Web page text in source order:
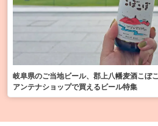
岐阜県のご当地ビール、郡上八幡麦酒こぼ
アンテナショップで買えるビール特集